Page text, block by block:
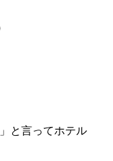
と言ってホテル